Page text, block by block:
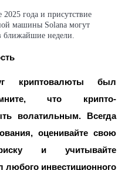
года и присутствие
машины Solana могут
ближайшие недели.
криптовалюты был
что крипто-
волатильным. Всегда
оценивайте свою
и учитывайте
любого инвестиционного